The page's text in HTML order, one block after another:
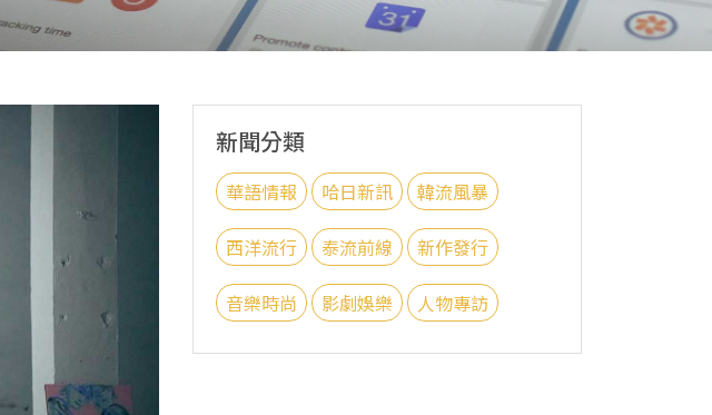
新聞分類
華語情報 哈日新訊 韓流風暴
西洋流行 泰流前線 新作發行
音樂時尚 影劇娛樂 人物專訪